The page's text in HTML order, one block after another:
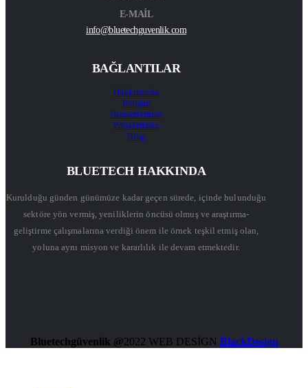
E-MAİL
info@bluetechguvenlik.com
BAĞLANTILAR
Hakkımızda
İletişim
Hizmetlerimiz
Projelerimiz
Blog
BLUETECH HAKKINDA
Kurulduğu günden günümüze kadar geçen sürede, içinde bulunduğu
sektöre yön vermiş, yeniliklerin öncüsü olmuş ve araştırma-
geliştirme çalışmalarına verdiği önem ile örnek teşkil etmiş olan,
yoluna aynı misyon ve kararlılık ile devam etmektedir.
Bluetechgüvenlik @2022 WEB DESİGN BlackDesign